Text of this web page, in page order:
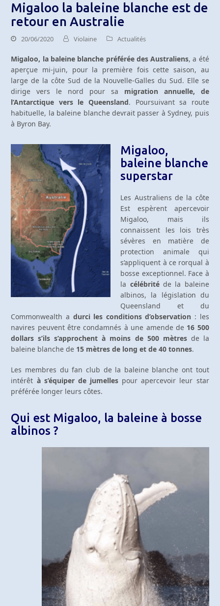
Migaloo la baleine blanche est de
retour en Australie
20/06/2020 Violaine Actualités
Migaloo, la baleine blanche préférée des Australiens, a été
aperçue mi-juin, pour la première fois cette saison, au
large de la côte Sud de la Nouvelle-Galles du Sud. Elle se
dirige vers le nord pour sa migration annuelle, de
l’Antarctique vers le Queensland. Poursuivant sa route
habituelle, la baleine blanche devrait passer à Sydney, puis
à Byron Bay.
Migaloo,
baleine blanche
superstar
Les Australiens de la côte
Est espèrent apercevoir
Migaloo, mais ils
connaissent les lois très
sévères en matière de
protection animale qui
s’appliquent à ce rorqual à
bosse exceptionnel. Face à
la célébritéde la baleine
albinos, la législation du
Queensland et du
Commonwealth a durci les conditions d’observation : les
navires peuvent être condamnés à une amende de 16 500
dollars s’ils s’approchent à moins de 500 mètres de la
baleine blanche de 15 mètres de long et de 40 tonnes.
Les membres du fan club de la baleine blanche ont tout
intérêt à s’équiper de jumelles pour apercevoir leur star
préférée longer leurs côtes.
Qui est Migaloo, la baleine à bosse
albinos ?